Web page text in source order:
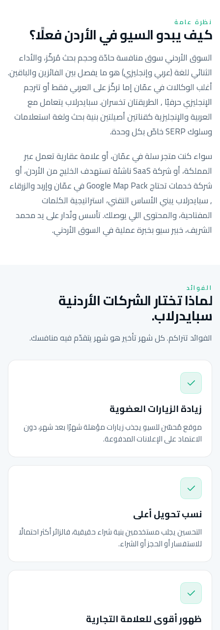
نظرة عامة
كيف يبدو السيو في الأردن فعلًا؟
السوق الأردني سوق منافسة حادّة وحجم بحث مُركّز، والأداء
الثنائي للغة (عربي وإنجليزي) هو ما يفصل بين الفائزين والباقين.
أغلب الوكالات في عمّان إما تركّز على العربي فقط أو تترجم
الإنجليزي حرفيًا , الطريقتان تخسران. سبايدرلاب يتعامل مع
العربية والإنجليزية كقناتين أصيلتين بنية بحث ولغة استعلامات
وسلوك SERP خاصّ بكل وحدة.
سواء كنت متجر سلة في عمّان، أو علامة عقارية تعمل عبر
المملكة، أو شركة SaaS ناشئة تستهدف الخليج من الأردن، أو
شركة خدمات تحتاج Google Map Pack في عمّان وإربد والزرقاء
, سبايدرلاب يبني الأساس التقني، استراتيجية الكلمات
المفتاحية، والمحتوى اللي يوصلك. تأسس وتُدار على يد محمد
الشريف، خبير سيو بخبرة عملية في السوق الأردني.
الفوائد
لماذا تختار الشركات الأردنية
سبايدرلاب.
الفوائد تتراكم. كل شهر تأخير هو شهر يتقدّم فيه منافسك.
زيادة الزيارات العضوية
موقع مُحسّن للسيو يجذب زيارات مؤهلة شهرًا بعد شهر، دون
الاعتماد على الإعلانات المدفوعة.
نسب تحويل أعلى
التحسين يجلب مستخدمين بنية شراء حقيقية، فالزائر أكثر احتمالًا
للاستفسار أو الحجز أو الشراء.
ظهور أقوى للعلامة التجارية